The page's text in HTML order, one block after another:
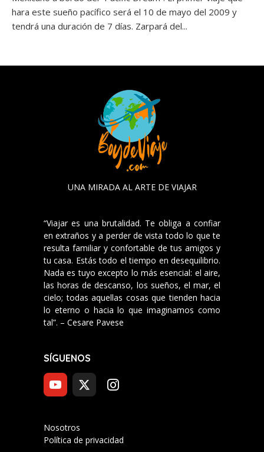
hara este sueño pacífico será el 10 de mayo del 2009 y
tendrá una duración de 7 días. Zarpará del...
UNA MIRADA AL ARTE DE VIAJAR
“Viajar es una brutalidad. Te obliga a confiar
en extraños y a perder de vista todo lo que te
resulta familiar y confortable de tus amigos y
tu casa. Estás todo el tiempo en desequilibrio.
Nada es tuyo excepto lo más esencial: el aire,
las horas de descanso, los sueños, el mar, el
cielo; todas aquellas cosas que tienden hacia
lo eterno o hacia lo que imaginamos como
tal”. – Cesare Pavese
SÍGUENOS
Nosotros
Política de privacidad